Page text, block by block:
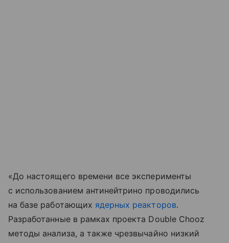
«До настоящего времени все эксперименты
с использованием антинейтрино проводились
на базе работающих ядерных реакторов.
Разработанные в рамках проекта Double Chooz
методы анализа, а также чрезвычайно низкий